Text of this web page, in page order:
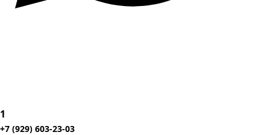
1
+7 (929) 603-23-03